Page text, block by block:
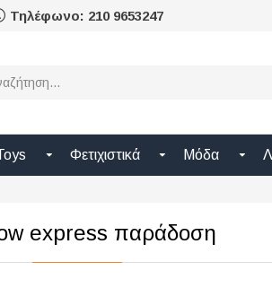
Τηλέφωνο: 210 9653247
Φετιχιστικά Μόδα
express παράδοση